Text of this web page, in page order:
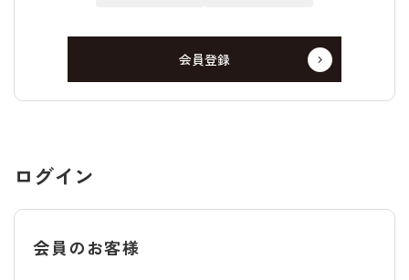
会員登録
ログイン
会員のお客様